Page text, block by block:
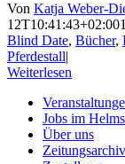
Von Katja Weber-
12T10:41:43+02:00
Blind Date, Bücher,
Pferdestall|
Weiterlesen
Jobs im
Über uns
Zeitungsarchiv